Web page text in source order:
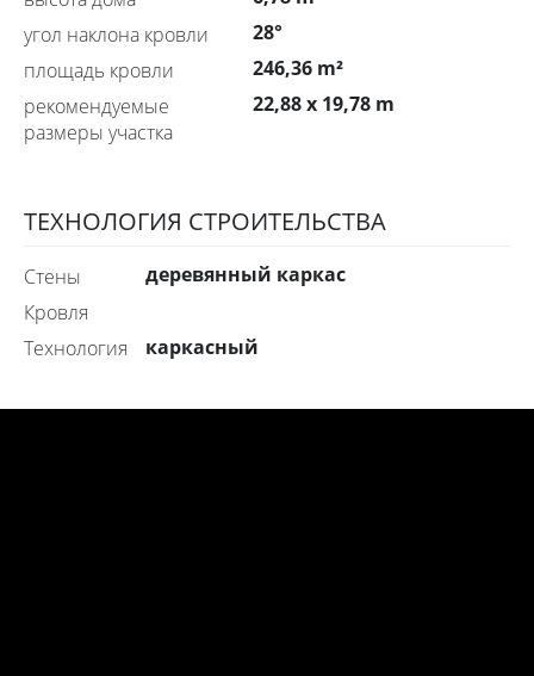
угол наклона кровли
28°
площадь кровли
246,36 m²
рекомендуемые
размеры участка
22,88 x 19,78 m
ТЕХНОЛОГИЯ СТРОИТЕЛЬСТВА
стены
деревянный каркас
Кровля
технология
каркасный